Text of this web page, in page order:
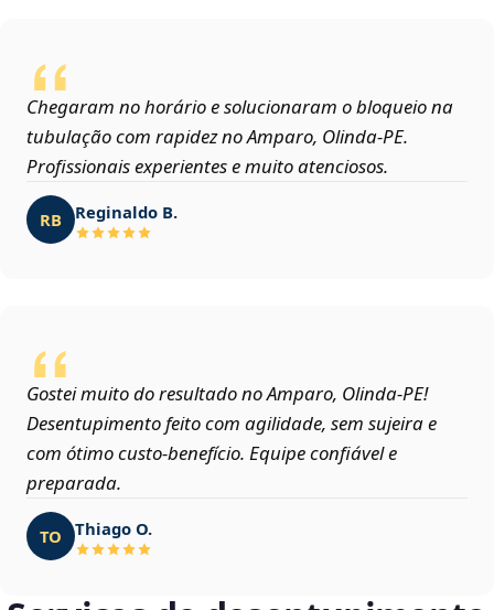
Chegaram no horário e solucionaram o bloqueio na
tubulação com rapidez no Amparo, Olinda‑PE.
Profissionais experientes e muito atenciosos.
RB Reginaldo B.
Gostei muito do resultado no Amparo, Olinda‑PE!
Desentupimento feito com agilidade, sem sujeira e
com ótimo custo-benefício. Equipe confiável e
preparada.
TO Thiago O.